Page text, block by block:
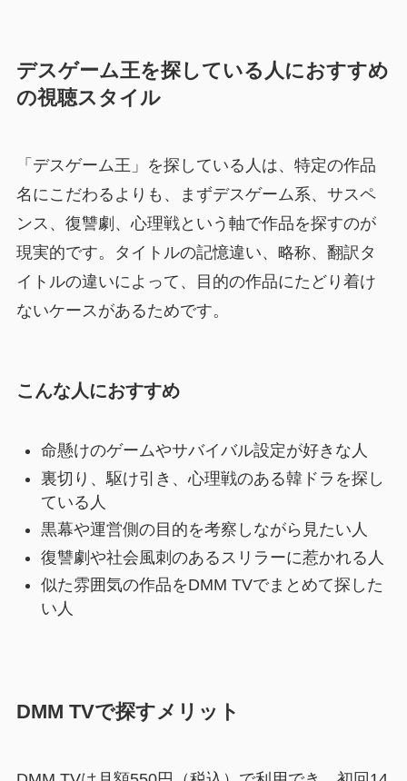
デスゲーム王を探している人におすすめ
の視聴スタイル
「デスゲーム王」を探している人は、特定の作品
名にこだわるよりも、まずデスゲーム系、サスペ
ンス、復讐劇、心理戦という軸で作品を探すのが
現実的です。タイトルの記憶違い、略称、翻訳タ
イトルの違いによって、目的の作品にたどり着け
ないケースがあるためです。
こんな人におすすめ
命懸けのゲームやサバイバル設定が好きな人
裏切り、駆け引き、心理戦のある韓ドラを探し
ている人
黒幕や運営側の目的を考察しながら見たい人
復讐劇や社会風刺のあるスリラーに惹かれる人
似た雰囲気の作品をDMM TVでまとめて探した
い人
DMM TVで探すメリット